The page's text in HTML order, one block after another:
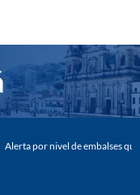
Alerta por nivel de embalses